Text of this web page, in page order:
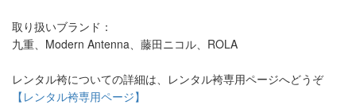
取り扱いブランド：
九重、Modern Antenna、藤田ニコル、ROLA
レンタル袴についての詳細は、レンタル袴専用ページへどうぞ
【レンタル袴専用ページ】